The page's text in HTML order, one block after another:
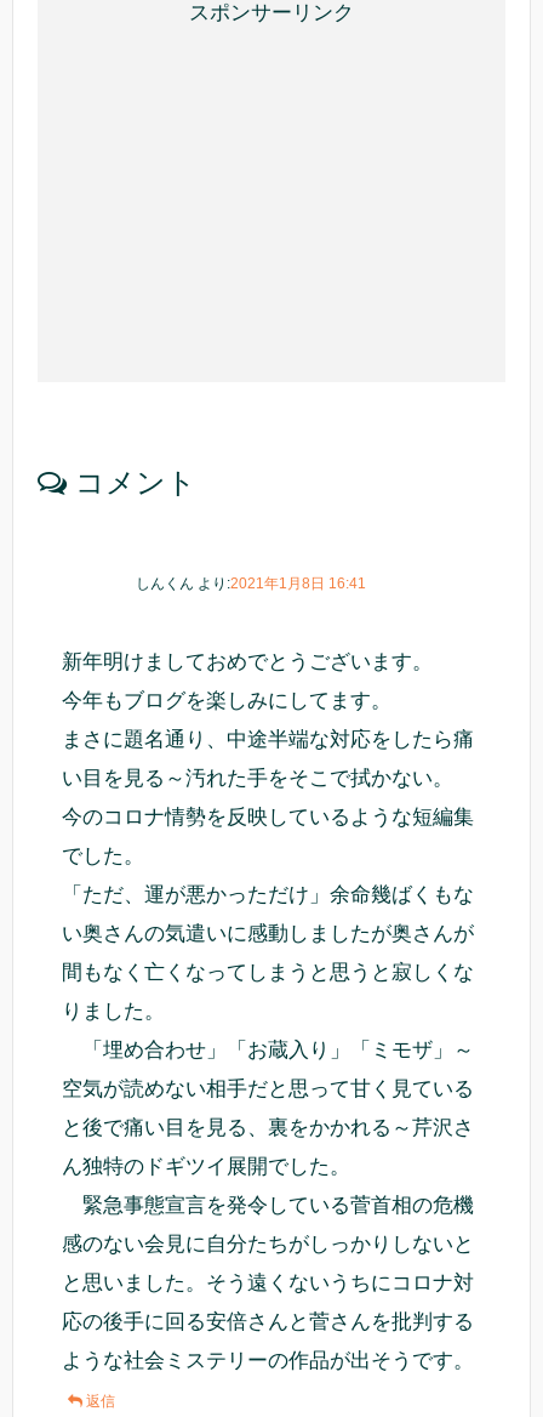
スポンサーリンク
コメント
しんくん より:2021年1月8日 16:41
新年明けましておめでとうございます。
今年もブログを楽しみにしてます。
まさに題名通り、中途半端な対応をしたら痛
い目を見る～汚れた手をそこで拭かない。
今のコロナ情勢を反映しているような短編集
でした。
「ただ、運が悪かっただけ」余命幾ばくもな
い奥さんの気遣いに感動しましたが奥さんが
間もなく亡くなってしまうと思うと寂しくな
りました。
「埋め合わせ」「お蔵入り」「ミモザ」～
空気が読めない相手だと思って甘く見ている
と後で痛い目を見る、裏をかかれる～芹沢さ
ん独特のドギツイ展開でした。
緊急事態宣言を発令している菅首相の危機
感のない会見に自分たちがしっかりしないと
と思いました。そう遠くないうちにコロナ対
応の後手に回る安倍さんと菅さんを批判する
ような社会ミステリーの作品が出そうです。
返信